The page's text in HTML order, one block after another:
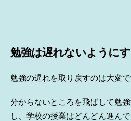
勉強は遅れないように
勉強の遅れを取り戻すのは大変で
分からないところを飛ばして勉
し、学校の授業はどんどん進んで